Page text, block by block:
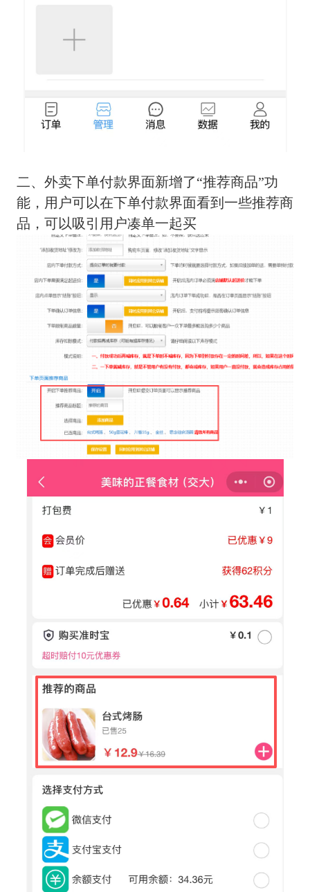
二、外卖下单付款界面新增了“推荐商品”功
能，用户可以在下单付款界面看到一些推荐商
品，可以吸引用户凑单一起买